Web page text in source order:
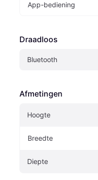
App-bediening
Draadloos
Bluetooth
Afmetingen
Hoogte
Breedte
Diepte